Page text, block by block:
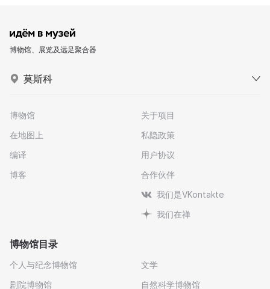
博物馆、展览及远足聚合器
莫斯科
博物馆
在地图上
编译
博客
关于项目
私隐政策
用户协议
合作伙伴
我们是VKontakte
我们在禅
博物馆目录
个人与纪念博物馆
剧院博物馆
文学
自然科学博物馆